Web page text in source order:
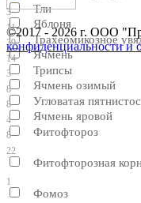
3
Яблоня
39
Ячмень
3
Ячмень озимый
8
Ячмень яровой
8
Тли
11
Трахеомикозное
14
Трипсы
8
Угловатая
4
Фитофтороз
22
Фитофторозная
1
Фомоз
©2017 - 2026 г. ООО
конфиденциальности и